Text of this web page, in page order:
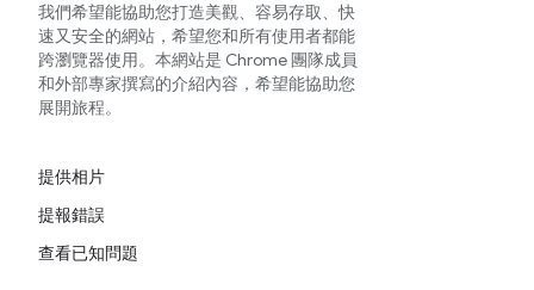
我們希望能協助您打造美觀、容易存取、快
速又安全的網站，希望您和所有使用者都能
跨瀏覽器使用。本網站是 Chrome 團隊成員
和外部專家撰寫的介紹內容，希望能協助您
展開旅程。
提供相片
提報錯誤
查看已知問題